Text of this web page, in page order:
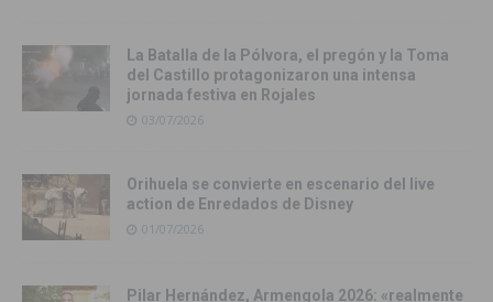
La Batalla de la Pólvora, el pregón y la Toma
del Castillo protagonizaron una intensa
jornada festiva en Rojales
03/07/2026
Orihuela se convierte en escenario del live
action de Enredados de Disney
01/07/2026
Pilar Hernández, Armengola 2026: «realmente